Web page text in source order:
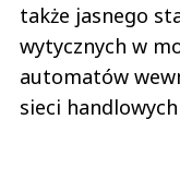
także jasnego
wytycznych w
automatów
sieci